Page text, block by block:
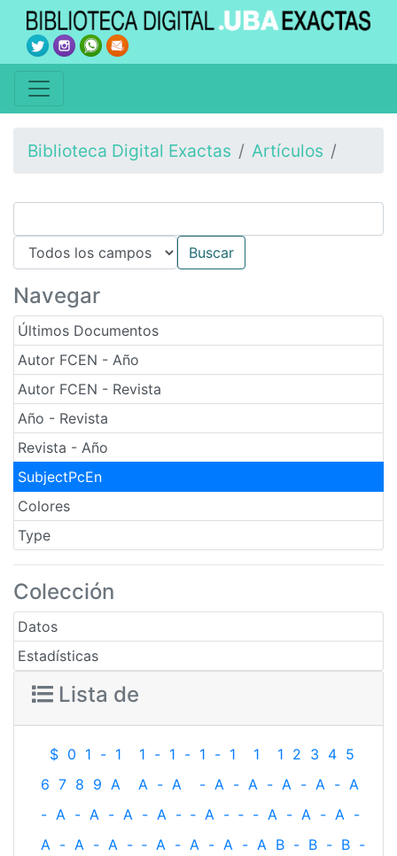
Biblioteca Digital Exactas Artículos
Navegar
Últimos Documentos
Autor FCEN - Año
Autor FCEN - Revista
Año - Revista
Revista - Año
SubjectPcEn
Colores
Type
Colección
Datos
Estadísticas
Lista de
$ 0 1 - 1 1 - 1 - 1 - 1 1 1 2 3 4 5
6 7 8 9 A A - A - A - A - A - A - A
- A - A - A - A - ‐ A - ‐ - A - A - A -
A - A - A - ‐ A - A - A - A B - B - B -